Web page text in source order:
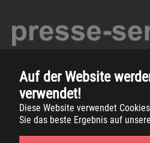
Auf der Website
verwendet!
Diese Website verwendet
Sie das beste Ergebnis auf
Copyright 2026 -Gemeinde Südlohn